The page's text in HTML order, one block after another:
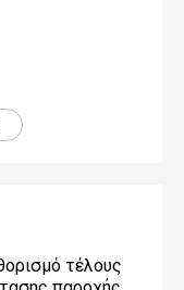
τέλους